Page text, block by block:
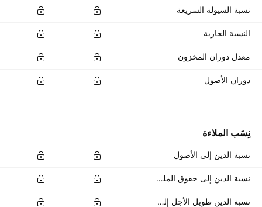
نسبة السيولة السريعة
النسبة الجارية
معدل دوران المخزون
دوران الأصول
نِسَب الملاءة
نسبة الدين إلى الأصول
نسبة الدين إلى حقوق الملكية
نسبة الدين طويل الأجل إلى إجمالي الأصول